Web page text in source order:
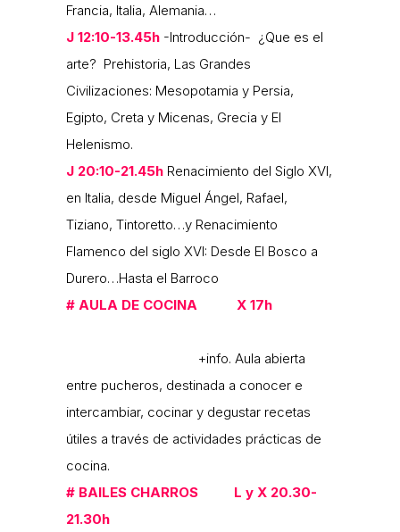
Francia, Italia, Alemania…
J 12:10-13.45h -Introducción- ¿Que es el
arte? Prehistoria, Las Grandes
Civilizaciones: Mesopotamia y Persia,
Egipto, Creta y Micenas, Grecia y El
Helenismo.
J 20:10-21.45h Renacimiento del Siglo XVI,
en Italia, desde Miguel Ángel, Rafael,
Tiziano, Tintoretto…y Renacimiento
Flamenco del siglo XVI: Desde El Bosco a
Durero…Hasta el Barroco
# AULA DE COCINA X 17h
+info. Aula abierta
entre pucheros, destinada a conocer e
intercambiar, cocinar y degustar recetas
útiles a través de actividades prácticas de
cocina.
# BAILES CHARROS L y X 20.30-
21.30h